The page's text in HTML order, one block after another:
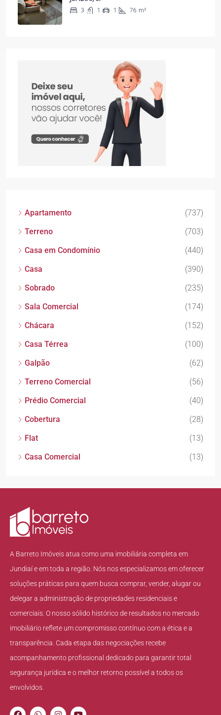
3 1 1 76 m²
Apartamento
(737)
Terreno
(703)
Casa em Condomínio
(440)
Casa
(390)
Sobrado
(235)
Sala Comercial
(174)
Chácara
(152)
Casa Térrea
(100)
Galpão
(62)
Terreno Comercial
(56)
Prédio Comercial
(40)
Cobertura
(28)
Flat
(13)
Casa Comercial
(13)
A Barreto Imóveis atua como uma imobiliária completa em
Jundiaí e em toda a região. Nós nos especializamos em oferecer
soluções práticas para quem busca comprar, vender, alugar ou
delegar a administração de propriedades residenciais e
comerciais. O nosso sólido histórico de resultados no mercado
imobiliário reflete um compromisso contínuo com a ética e a
transparência. Cada etapa das negociações recebe
acompanhamento profissional dedicado para garantir total
segurança jurídica e o melhor retorno possível a todos os
envolvidos.